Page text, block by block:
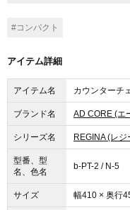
#コンパクト
アイテム詳細
アイテム名 カウンターチ
ブランド名 AD CORE (エ
シリーズ名 REGINA (レジ
型番、型
名、色名
b-PT-2 / N-5
サイズ 幅410 × 奥行